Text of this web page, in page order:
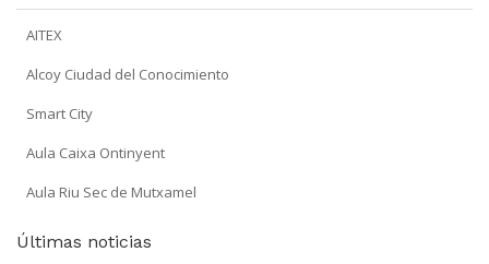
AITEX
Alcoy Ciudad del Conocimiento
Smart City
Aula Caixa Ontinyent
Aula Riu Sec de Mutxamel
Últimas noticias